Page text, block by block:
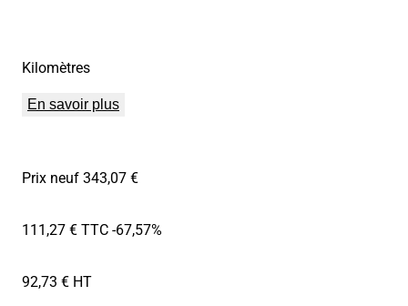
Kilomètres
En savoir plus
Prix neuf 343,07 €
111,27 € TTC-67,57%
92,73 € HT